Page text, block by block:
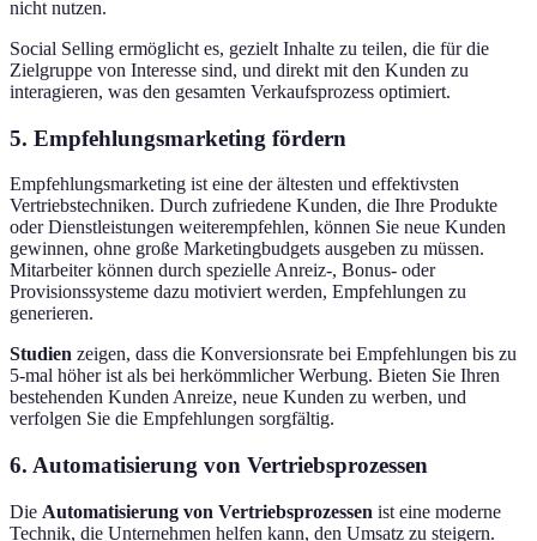
nicht nutzen.
Social Selling ermöglicht es, gezielt Inhalte zu teilen, die für die
Zielgruppe von Interesse sind, und direkt mit den Kunden zu
interagieren, was den gesamten Verkaufsprozess optimiert.
5. Empfehlungsmarketing fördern
Empfehlungsmarketing ist eine der ältesten und effektivsten
Vertriebstechniken. Durch zufriedene Kunden, die Ihre Produkte
oder Dienstleistungen weiterempfehlen, können Sie neue Kunden
gewinnen, ohne große Marketingbudgets ausgeben zu müssen.
Mitarbeiter können durch spezielle Anreiz-, Bonus- oder
Provisionssysteme dazu motiviert werden, Empfehlungen zu
generieren.
Studien zeigen, dass die Konversionsrate bei Empfehlungen bis zu
5-mal höher ist als bei herkömmlicher Werbung. Bieten Sie Ihren
bestehenden Kunden Anreize, neue Kunden zu werben, und
verfolgen Sie die Empfehlungen sorgfältig.
6. Automatisierung von Vertriebsprozessen
Die Automatisierung von Vertriebsprozessen ist eine moderne
Technik, die Unternehmen helfen kann, den Umsatz zu steigern.